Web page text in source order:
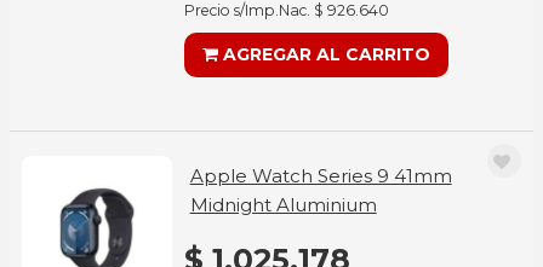
Precio s/Imp.Nac. $ 926.640
AGREGAR AL CARRITO
Apple Watch Series 9 41mm
Midnight Aluminium
$ 1.025.178